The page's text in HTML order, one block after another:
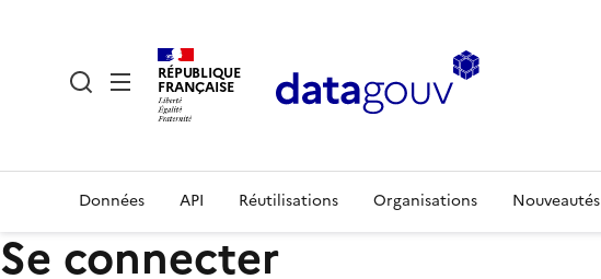
RÉPUBLIQUE
FRANÇAISE
Données API Réutilisations Organisations Nouveautés
Se connecter